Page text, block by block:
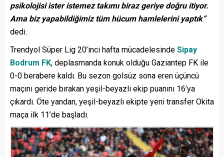
psikolojisi ister istemez takımı biraz geriye doğru itiyor.
Ama biz yapabildiğimiz tüm hücum hamlelerini yaptık”
dedi.
Trendyol Süper Lig 20’inci hafta mücadelesinde Sipay
Bodrum FK, deplasmanda konuk olduğu Gaziantep FK ile
0-0 berabere kaldı. Bu sezon golsüz sona eren üçüncü
maçını geride bırakan yeşil-beyazlı ekip puanını 16’ya
çıkardı. Öte yandan, yeşil-beyazlı ekipte yeni transfer Okita
maça ilk 11’de başladı.